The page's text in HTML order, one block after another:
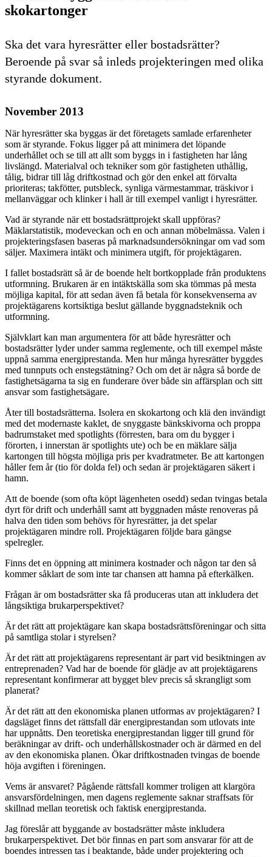
skokartonger
Ska det vara hyresrätter eller bostadsrätter?
Beroende på svar så inleds projekteringen med olika
styrande dokument.
November 2013
När hyresrätter ska byggas är det företagets samlade erfarenheter
som är styrande. Fokus ligger på att minimera det löpande
underhållet och se till att allt som byggs in i fastigheten har lång
livslängd. Materialval och tekniker som gör fastigheten uthållig,
tålig, bidrar till låg driftkostnad och gör den enkel att förvalta
prioriteras; takfötter, putsbleck, synliga värmestammar, träskivor i
mellanväggar och klinker i hall är till exempel vanligt i hyresrätter.
Vad är styrande när ett bostadsrättprojekt skall uppföras?
Mäklarstatistik, modeveckan och en och annan möbelmässa. Valen i
projekteringsfasen baseras på marknadsundersökningar om vad som
säljer. Maximera intäkt och minimera utgift, för projektägaren.
I fallet bostadsrätt så är de boende helt bortkopplade från produktens
utformning. Brukaren är en intäktskälla som ska tömmas på mesta
möjliga kapital, för att sedan även få betala för konsekvenserna av
projektägarens kortsiktiga beslut gällande byggnadsteknik och
utformning.
Självklart kan man argumentera för att både hyresrätter och
bostadsrätter lyder under samma reglemente, och till exempel måste
uppnå samma energiprestanda. Men hur många hyresrätter byggdes
med tunnputs och enstegstätning? Och om det är några så borde de
fastighetsägarna ta sig en funderare över både sin affärsplan och sitt
ansvar som fastighetsägare.
Åter till bostadsrätterna. Isolera en skokartong och klä den invändigt
med det modernaste kaklet, de snyggaste bänkskivorna och proppa
badrumstaket med spotlights (förresten, bara om du bygger i
förorten, i innerstan är spotlights ute) och be en mäklare sälja
kartongen till högsta möjliga pris per kvadratmeter. Be att kartongen
håller fem år (tio för dolda fel) och sedan är projektägaren säkert i
hamn.
Att de boende (som ofta köpt lägenheten osedd) sedan tvingas betala
dyrt för drift och underhåll samt att byggnaden måste renoveras på
halva den tiden som behövs för hyresrätter, ja det spelar
projektägaren mindre roll. Projektägaren följde bara gängse
spelregler.
Finns det en öppning att minimera kostnader och någon tar den så
kommer såklart de som inte tar chansen att hamna på efterkälken.
Frågan är om bostadsrätter ska få produceras utan att inkludera det
långsiktiga brukarperspektivet?
Är det rätt att projektägare kan skapa bostadsrättsföreningar och sitta
på samtliga stolar i styrelsen?
Är det rätt att projektägarens representant är part vid besiktningen av
entreprenaden? Vad har de boende för glädje av att projektägarens
representant konfirmerar att bygget blev precis så skrangligt som
planerat?
Är det rätt att den ekonomiska planen utformas av projektägaren? I
dagsläget finns det rättsfall där energiprestandan som utlovats inte
har uppnåtts. Den teoretiska energiprestandan ligger till grund för
beräkningar av drift- och underhållskostnader och är därmed en del
av den ekonomiska planen. Ökar driftkostnaden tvingas de boende
höja avgiften i föreningen.
Vems är ansvaret? Pågående rättsfall kommer troligen att klargöra
ansvarsfördelningen, men dagens reglemente saknar straffsats för
skillnad mellan teoretisk och faktisk energiprestanda.
Jag föreslår att byggande av bostadsrätter måste inkludera
brukarperspektivet. Det bör finnas en part som ansvarar för att de
boendes intressen tas i beaktande, både under projektering och